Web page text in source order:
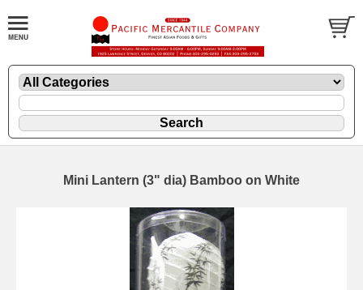
Mini Lantern (3" dia) Bamboo on White